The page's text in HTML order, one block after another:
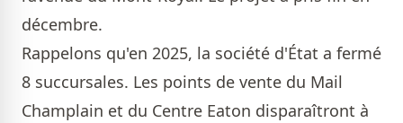
décembre.
Rappelons qu'en 2025, la société d'État a fermé
8 succursales. Les points de vente du Mail
Champlain et du Centre Eaton disparaîtront à